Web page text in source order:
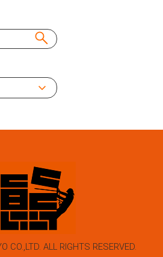
CO.,LTD. ALL RIGHTS RESERVED.